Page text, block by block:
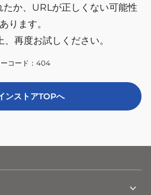
か、 URLが正しくない可能性
ります。
再度お試しください。
コード： 404
ンストアTOPへ